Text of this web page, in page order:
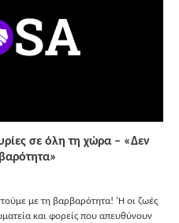
σε όλη τη χώρα – «Δεν
με τη βαρβαρότητα! ‘Η οι ζωές
και φορείς που απευθύνουν